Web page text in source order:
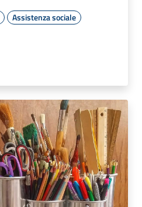
Assistenza sociale